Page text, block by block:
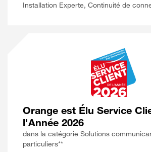
Installation Experte, Continuité de
Orange est Élu Service
l'Année 2026
dans la catégorie Solutions
particuliers**